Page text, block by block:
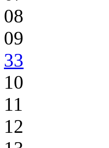
08
09
33
10
11
12